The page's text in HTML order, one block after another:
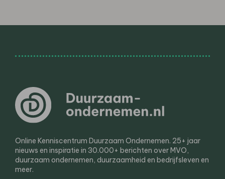
Online Kenniscentrum Duurzaam Ondernemen. 25+ jaar
nieuws en inspiratie in 30.000+ berichten over MVO,
duurzaam ondernemen, duurzaamheid en bedrijfsleven en
meer.